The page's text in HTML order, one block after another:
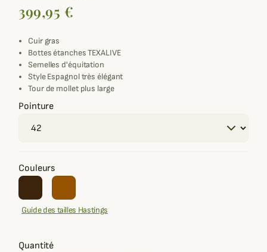
399,95 €
Cuir gras
Bottes étanches TEXALIVE
Semelles d'équitation
Style Espagnol très élégant
Tour de mollet plus large
Pointure
Couleurs
Guide des tailles Hastings
Quantité